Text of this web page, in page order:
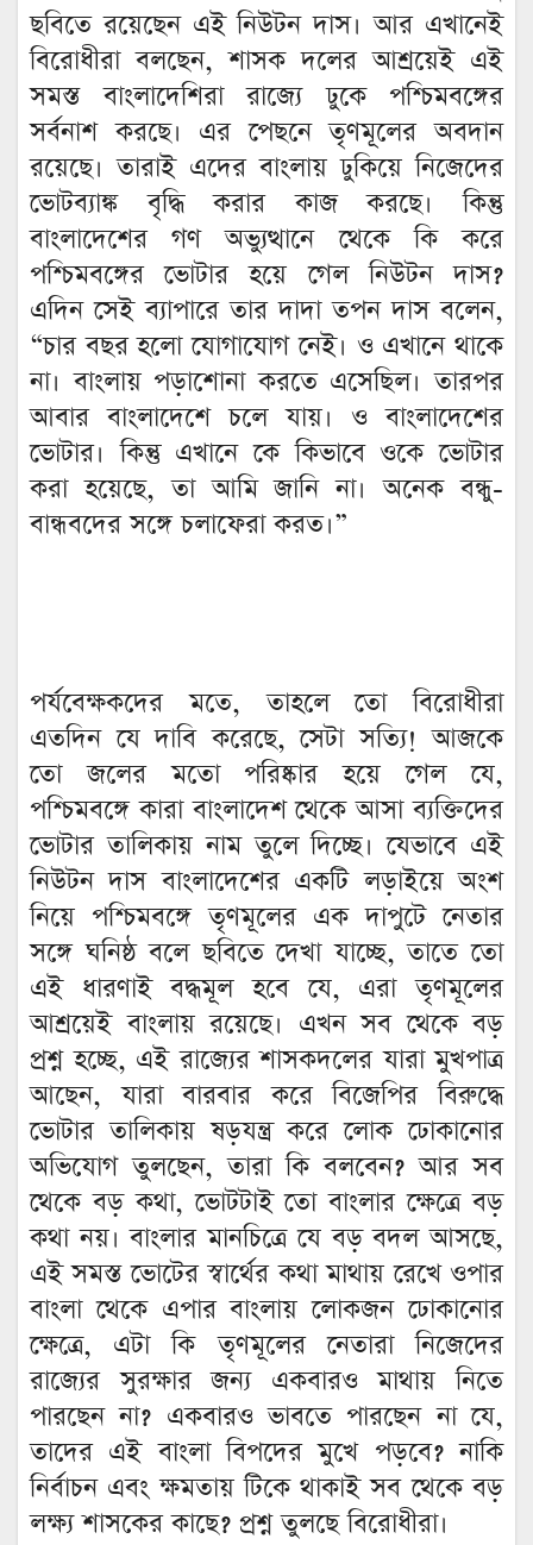
ছবিতে রয়েছেন এই নিউটন দাস। আর এখানেই
বিরোধীরা বলছেন, শাসক দলের আশ্রয়েই এই
সমস্ত বাংলাদেশিরা রাজ্যে ঢুকে পশ্চিমবঙ্গের
সর্বনাশ করছে। এর পেছনে তৃণমূলের অবদান
রয়েছে। তারাই এদের বাংলায় ঢুকিয়ে নিজেদের
ভোটব্যাঙ্ক বৃদ্ধি করার কাজ করছে। কিন্তু
বাংলাদেশের গণ অভ্যুত্থানে থেকে কি করে
পশ্চিমবঙ্গের ভোটার হয়ে গেল নিউটন দাস?
এদিন সেই ব্যাপারে তার দাদা তপন দাস বলেন,
“চার বছর হলো যোগাযোগ নেই। ও এখানে থাকে
না। বাংলায় পড়াশোনা করতে এসেছিল। তারপর
আবার বাংলাদেশে চলে যায়। ও বাংলাদেশের
ভোটার। কিন্তু এখানে কে কিভাবে ওকে ভোটার
করা হয়েছে, তা আমি জানি না। অনেক বন্ধু-
বান্ধবদের সঙ্গে চলাফেরা করত।”
পর্যবেক্ষকদের মতে, তাহলে তো বিরোধীরা
এতদিন যে দাবি করেছে, সেটা সত্যি! আজকে
তো জলের মতো পরিষ্কার হয়ে গেল যে,
পশ্চিমবঙ্গে কারা বাংলাদেশ থেকে আসা ব্যক্তিদের
ভোটার তালিকায় নাম তুলে দিচ্ছে। যেভাবে এই
নিউটন দাস বাংলাদেশের একটি লড়াইয়ে অংশ
নিয়ে পশ্চিমবঙ্গে তৃণমূলের এক দাপুটে নেতার
সঙ্গে ঘনিষ্ঠ বলে ছবিতে দেখা যাচ্ছে, তাতে তো
এই ধারণাই বদ্ধমূল হবে যে, এরা তৃণমূলের
আশ্রয়েই বাংলায় রয়েছে। এখন সব থেকে বড়
প্রশ্ন হচ্ছে, এই রাজ্যের শাসকদলের যারা মুখপাত্র
আছেন, যারা বারবার করে বিজেপির বিরুদ্ধে
ভোটার তালিকায় ষড়যন্ত্র করে লোক ঢোকানোর
অভিযোগ তুলছেন, তারা কি বলবেন? আর সব
থেকে বড় কথা, ভোটটাই তো বাংলার ক্ষেত্রে বড়
কথা নয়। বাংলার মানচিত্রে যে বড় বদল আসছে,
এই সমস্ত ভোটের স্বার্থের কথা মাথায় রেখে ওপার
বাংলা থেকে এপার বাংলায় লোকজন ঢোকানোর
ক্ষেত্রে, এটা কি তৃণমূলের নেতারা নিজেদের
রাজ্যের সুরক্ষার জন্য একবারও মাথায় নিতে
পারছেন না? একবারও ভাবতে পারছেন না যে,
তাদের এই বাংলা বিপদের মুখে পড়বে? নাকি
নির্বাচন এবং ক্ষমতায় টিকে থাকাই সব থেকে বড়
লক্ষ্য শাসকের কাছে? প্রশ্ন তুলছে বিরোধীরা।